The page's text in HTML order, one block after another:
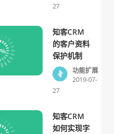
27
知客CRM
的客户资料
保护机制
功能扩展
2019-07-
27
知客CRM
如何实现字